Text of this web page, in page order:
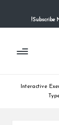
Subscribe
Interactive